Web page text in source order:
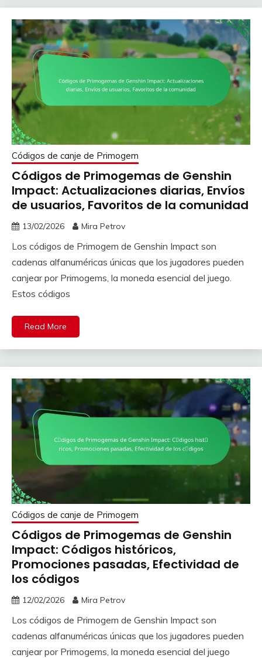
Códigos de canje de Primogem
Códigos de Primogemas de Genshin
Impact: Actualizaciones diarias, Envíos
de usuarios, Favoritos de la comunidad
13/02/2026 Mira Petrov
Los códigos de Primogem de Genshin Impact son
cadenas alfanuméricas únicas que los jugadores pueden
canjear por Primogems, la moneda esencial del juego.
Estos códigos
Read More
Códigos de canje de Primogem
Códigos de Primogemas de Genshin
Impact: Códigos históricos,
Promociones pasadas, Efectividad de
los códigos
12/02/2026 Mira Petrov
Los códigos de Primogem de Genshin Impact son
cadenas alfanuméricas únicas que los jugadores pueden
canjear por Primogems, la moneda esencial del juego